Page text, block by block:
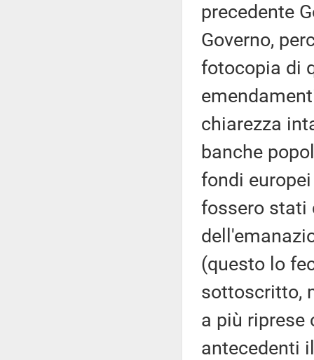
precedente
Governo,
fotocopia di
chiarezza
banche
fondi
fossero stati
(questo lo
sottoscritto,
a più riprese
antecedenti